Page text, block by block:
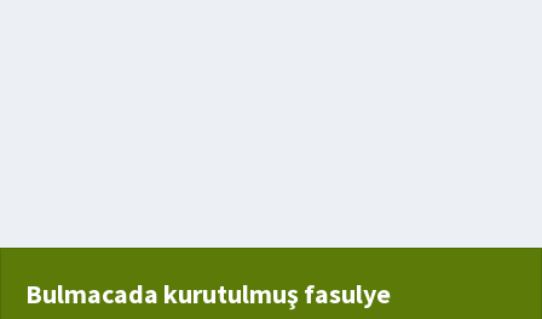
Bulmacada kurutulmuş fasulye